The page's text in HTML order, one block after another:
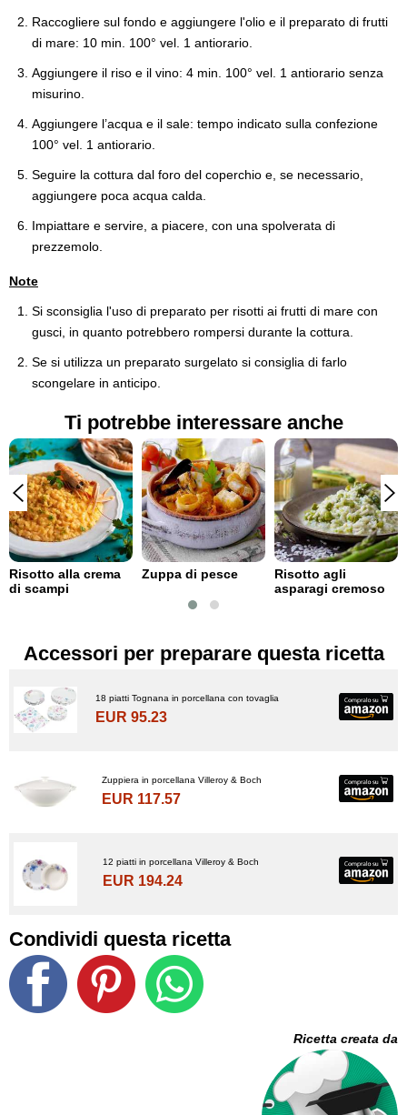
Raccogliere sul fondo e aggiungere l'olio e il preparato di frutti
di mare: 10 min. 100° vel. 1 antiorario.
Aggiungere il riso e il vino: 4 min. 100° vel. 1 antiorario senza
misurino.
Aggiungere l’acqua e il sale: tempo indicato sulla confezione
100° vel. 1 antiorario.
Seguire la cottura dal foro del coperchio e, se necessario,
aggiungere poca acqua calda.
Impiattare e servire, a piacere, con una spolverata di
prezzemolo.
Note
Si sconsiglia l'uso di preparato per risotti ai frutti di mare con
gusci, in quanto potrebbero rompersi durante la cottura.
Se si utilizza un preparato surgelato si consiglia di farlo
scongelare in anticipo.
Ti potrebbe interessare anche
Risotto alla crema
di scampi
Zuppa di pesce
Risotto agli
asparagi cremoso
Accessori per preparare questa ricetta
18 piatti Tognana in porcellana con tovaglia
EUR 95.23
Zuppiera in porcellana Villeroy & Boch
EUR 117.57
12 piatti in porcellana Villeroy & Boch
EUR 194.24
Condividi questa ricetta
Ricetta creata da